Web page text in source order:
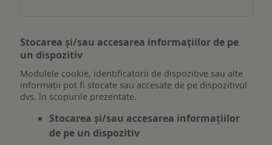
Stocarea și/sau accesarea informațiilor de pe
un dispozitiv
Modulele cookie, identificatorii de dispozitive sau alte
informații pot fi stocate sau accesate de pe dispozitivul
dvs. în scopurile prezentate.
Stocarea și/sau accesarea informațiilor
de pe un dispozitiv